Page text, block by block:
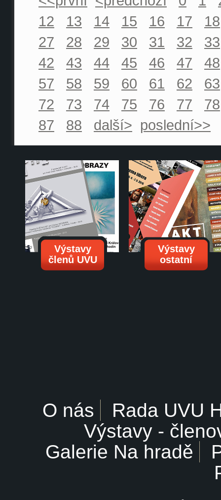
12
13 14 15 16 17
18
27
28 29 30 31 32
33
42
43 44 45 46 47
48
57
58 59 60 61 62
63
72
73 74 75 76 77
78
87
88 další> poslední>>
Výstavy
členů UVU
Výstavy
ostatní
O nás
Rada UVU
Výstavy -
Galerie Na hradě